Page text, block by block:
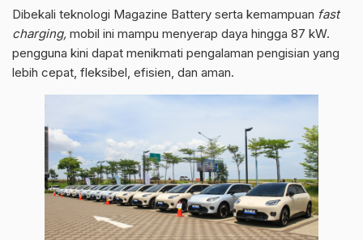
Dibekali teknologi Magazine Battery serta kemampuan fast
charging, mobil ini mampu menyerap daya hingga 87 kW.
pengguna kini dapat menikmati pengalaman pengisian yang
lebih cepat, fleksibel, efisien, dan aman.